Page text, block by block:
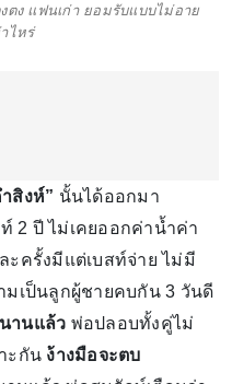
ตง แฟนเก่า ยอมรับแบบไม่อาย
ไหร่
สิงห์” นั้นได้ออกมา
ท์ 2 ปี ไม่เคยออกค่าน้ำค่า
ะครั้งมีแต่เบสท์จ่าย ไม่มี
มเป็นลูกผู้ชายคบกัน 3 วันดี
านแล้ว พ่อปลอบทั้งคู่ไม่
ะกัน ง้างมือจะตบ